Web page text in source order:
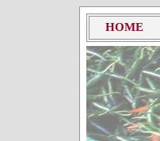
HOME